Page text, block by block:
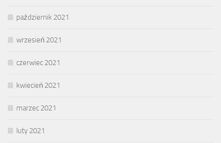
październik 2021
wrzesień 2021
czerwiec 2021
kwiecień 2021
marzec 2021
luty 2021